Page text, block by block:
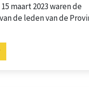
maart 2023 waren de
de leden van de